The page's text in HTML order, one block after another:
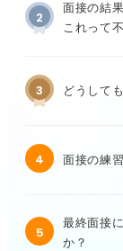
2
面接の結
これって
3 どうして
4 面接の練
5
最終面接
か？